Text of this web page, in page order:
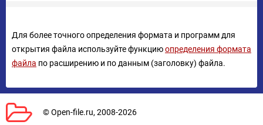
Для более точного определения формата и программ для
открытия файла используйте функциюопределения формата
файла по расширению и по данным (заголовку) файла.
© Open-file.ru, 2008-2026